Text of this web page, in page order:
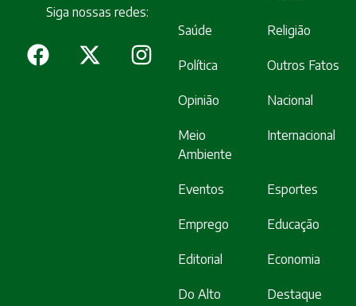
Siga nossas redes:
Saúde Religião
Política Outros Fatos
Opinião Nacional
Meio
Ambiente
Internacional
Eventos Esportes
Emprego Educação
Editorial Economia
Do Alto Destaque